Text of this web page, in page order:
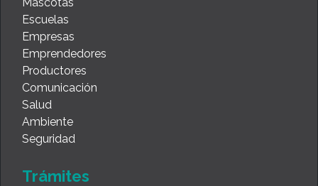
Escuelas
Empresas
Emprendedores
Productores
Comunicación
Salud
Ambiente
Seguridad
Trámites